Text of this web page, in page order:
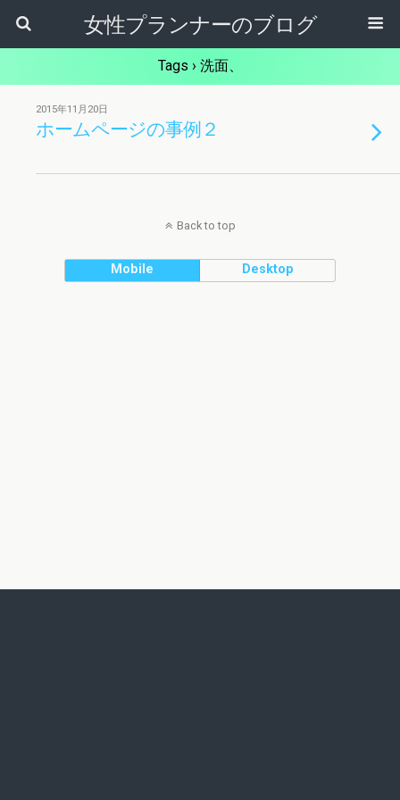
女性プランナーのブログ
Tags › 洗面、
2015年11月20日
ホームページの事例２
Back to top
Mobile Desktop